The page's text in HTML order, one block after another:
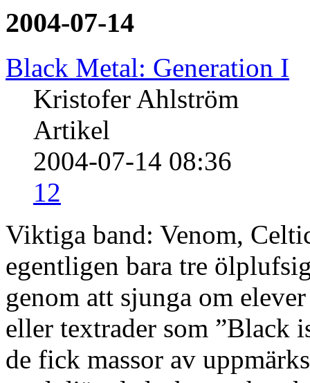
2004-07-14
Black Metal: Generation I
Kristofer Ahlström
Artikel
2004-07-14 08:36
12
Viktiga band: Venom,
egentligen bara tre
genom att sjunga om
eller textrader som ”Black
de fick massor av